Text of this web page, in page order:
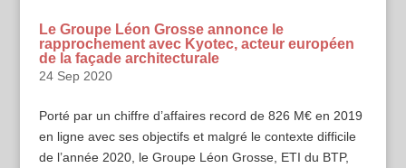
Le Groupe Léon Grosse annonce le
rapprochement avec Kyotec, acteur européen
de la façade architecturale
24 Sep 2020
Porté par un chiffre d’affaires record de 826 M€ en 2019
en ligne avec ses objectifs et malgré le contexte difficile
de l’année 2020, le Groupe Léon Grosse, ETI du BTP,